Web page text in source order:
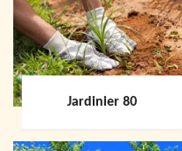
Jardinier 80